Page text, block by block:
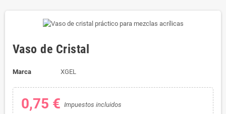
Vaso de Cristal
Marca XGEL
0,75 € Impuestos incluidos